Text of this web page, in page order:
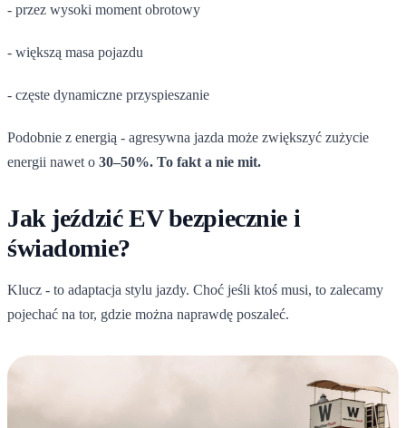
- przez wysoki moment obrotowy
- większą masa pojazdu
- częste dynamiczne przyspieszanie
Podobnie z energią - agresywna jazda może zwiększyć zużycie
energii nawet o 30–50%. To fakt a nie mit.
Jak jeździć EV bezpiecznie i
świadomie?
Klucz - to adaptacja stylu jazdy. Choć jeśli ktoś musi, to zalecamy
pojechać na tor, gdzie można naprawdę poszaleć.